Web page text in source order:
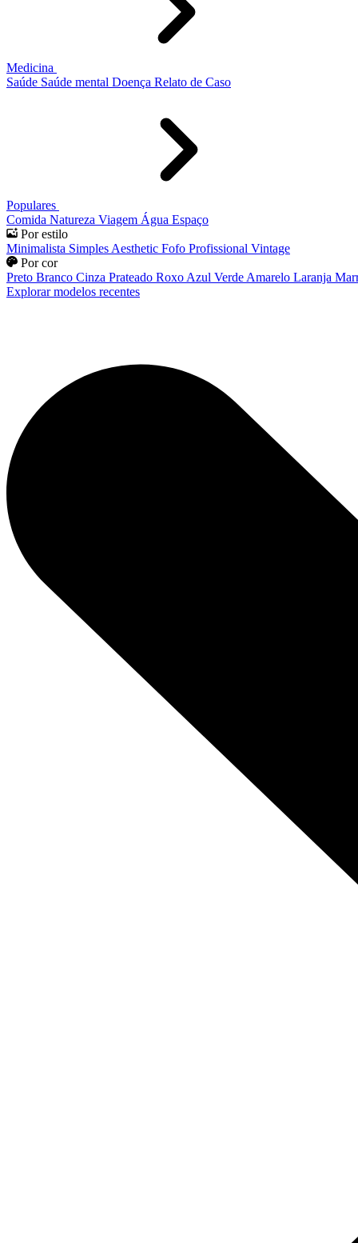
Medicina
Saúde Saúde mental Doença Relato de Caso
Populares
Comida Natureza Viagem Água Espaço
Por estilo
Minimalista Simples Aesthetic Fofo Profissional Vintage
Por cor
Preto Branco Cinza Prateado Roxo Azul Verde Amarelo Laranja
Explorar modelos recentes